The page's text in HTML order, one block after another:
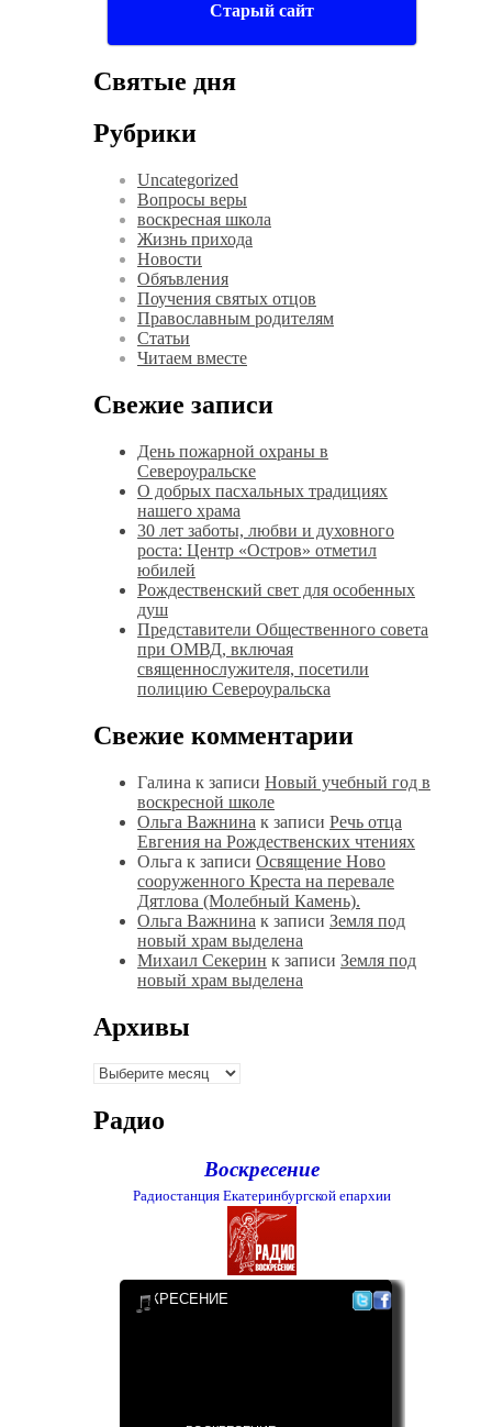
Старый сайт
Святые дня
Рубрики
Uncategorized
Вопросы веры
воскресная школа
Жизнь прихода
Новости
Обяъвления
Поучения святых отцов
Православным родителям
Статьи
Читаем вместе
Свежие записи
День пожарной охраны в
Североуральске
О добрых пасхальных традициях
нашего храма
30 лет заботы, любви и духовного
роста: Центр «Остров» отметил
юбилей
Рождественский свет для особенных
душ
Представители Общественного совета
при ОМВД, включая
священнослужителя, посетили
полицию Североуральска
Свежие комментарии
Галина к записи Новый учебный год в
воскресной школе
Ольга Важнина к записи Речь отца
Евгения на Рождественских чтениях
Ольга к записи Освящение Ново
сооруженного Креста на перевале
Дятлова (Молебный Камень).
Ольга Важнина к записи Земля под
новый храм выделена
Михаил Секерин к записи Земля под
новый храм выделена
Архивы
Архивы
Радио
Воскресение
Радиостанция Екатеринбургской епархии